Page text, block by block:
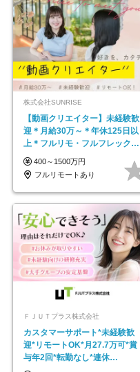
株式会社SUNRISE
【動画クリエイター】未経験歓
迎＊月給30万～＊年休125日以
上＊フルリモ・フルフレックス
◆10名の採用が決定◆
400～1500万円
フルリモートあり
ＦＪＵＴプラス株式会社
カスタマーサポート*未経験歓
迎*リモートOK*月27.7万可*賞
与年2回*転勤なし*連休
OK/ZE010232